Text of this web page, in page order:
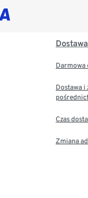
Dostawa
Darmowa
Dostawa i
Czas
Zmiana